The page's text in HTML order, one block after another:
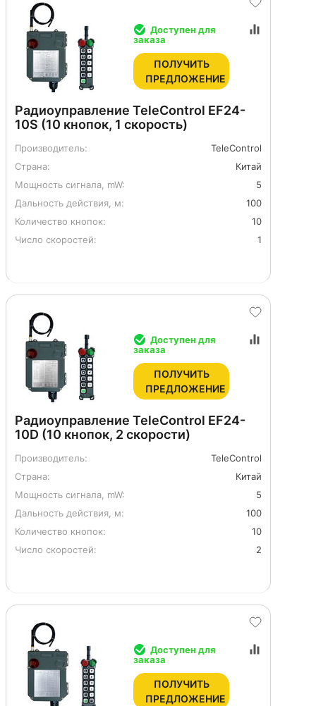
Радиоуправление TeleControl EF24-
10S (10 кнопок, 1 скорость)
Производитель:
TeleControl
Страна:
Китай
Мощность сигнала, mW:
5
Дальность действия, м:
100
Количество кнопок:
10
Число скоростей:
1
Доступен для
заказа
ПОЛУЧИТЬ
ПРЕДЛОЖЕНИЕ
Радиоуправление TeleControl EF24-
10D (10 кнопок, 2 скорости)
Производитель:
TeleControl
Страна:
Китай
Мощность сигнала, mW:
5
Дальность действия, м:
100
Количество кнопок:
10
Число скоростей:
2
Доступен для
заказа
ПОЛУЧИТЬ
ПРЕДЛОЖЕНИЕ
Доступен для
заказа
ПОЛУЧИТЬ
ПРЕДЛОЖЕНИЕ